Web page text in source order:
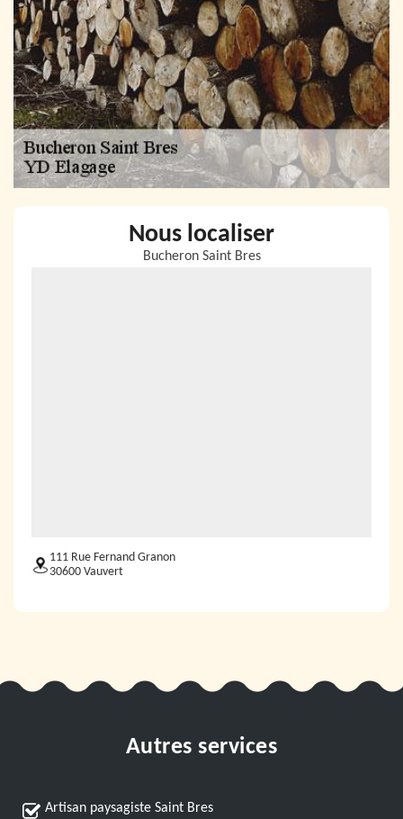
Nous localiser
Bucheron Saint Bres
111 Rue Fernand Granon
30600 Vauvert
Autres services
Artisan paysagiste Saint Bres